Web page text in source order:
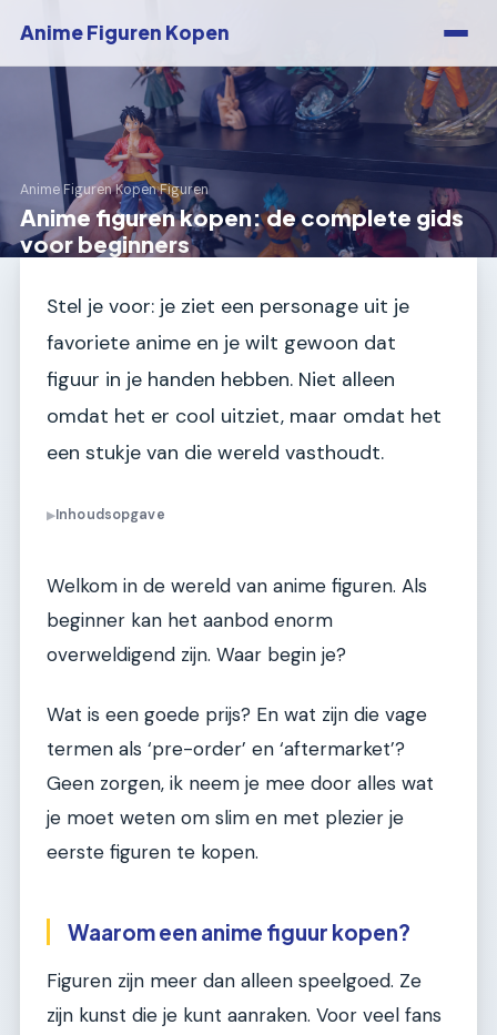
Anime Figuren Kopen
Anime Figuren Kopen›Figuren
Anime figuren kopen: de complete gids
voor beginners
Stel je voor: je ziet een personage uit je
favoriete anime en je wilt gewoon dat
figuur in je handen hebben. Niet alleen
omdat het er cool uitziet, maar omdat het
een stukje van die wereld vasthoudt.
▶Inhoudsopgave
Welkom in de wereld van anime figuren. Als
beginner kan het aanbod enorm
overweldigend zijn. Waar begin je?
Wat is een goede prijs? En wat zijn die vage
termen als ‘pre-order’ en ‘aftermarket’?
Geen zorgen, ik neem je mee door alles wat
je moet weten om slim en met plezier je
eerste figuren te kopen.
Waarom een anime figuur kopen?
Figuren zijn meer dan alleen speelgoed. Ze
zijn kunst die je kunt aanraken. Voor veel fans